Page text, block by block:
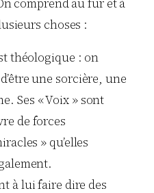
comprend au fur et à
choses :
théologique : on
une sorcière, une
Ses « Voix » sont
de forces
» qu’elles
à lui faire dire des